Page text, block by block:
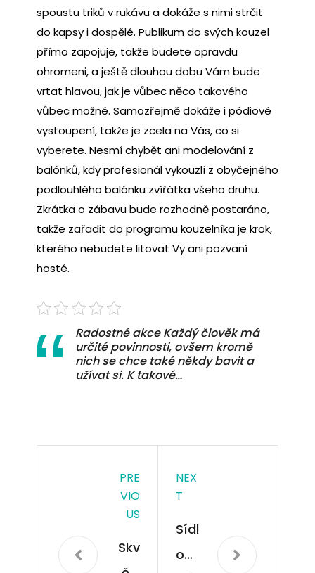
spoustu triků v rukávu a dokáže s nimi strčit
do kapsy i dospělé. Publikum do svých kouzel
přímo zapojuje, takže budete opravdu
ohromeni, a ještě dlouhou dobu Vám bude
vrtat hlavou, jak je vůbec něco takového
vůbec možné. Samozřejmě dokáže i pódiové
vystoupení, takže je zcela na Vás, co si
vyberete. Nesmí chybět ani modelování z
balónků, kdy profesionál vykouzlí z obyčejného
podlouhlého balónku zvířátka všeho druhu.
Zkrátka o zábavu bude rozhodně postaráno,
takže zařadit do programu kouzelníka je krok,
kterého nebudete litovat Vy ani pozvaní
hosté.
Radostné akce Každý člověk má
určité povinnosti, ovšem kromě
nich se chce také někdy bavit a
užívat si. K takové…
PRE
VIO
US
Skv
NEX
T
Sídl
o